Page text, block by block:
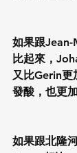
如果跟
比起來，
又比Gerin更
發酸，也更
如果跟北隆